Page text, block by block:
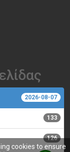
2026-08-07
133
126
cookies to ensure